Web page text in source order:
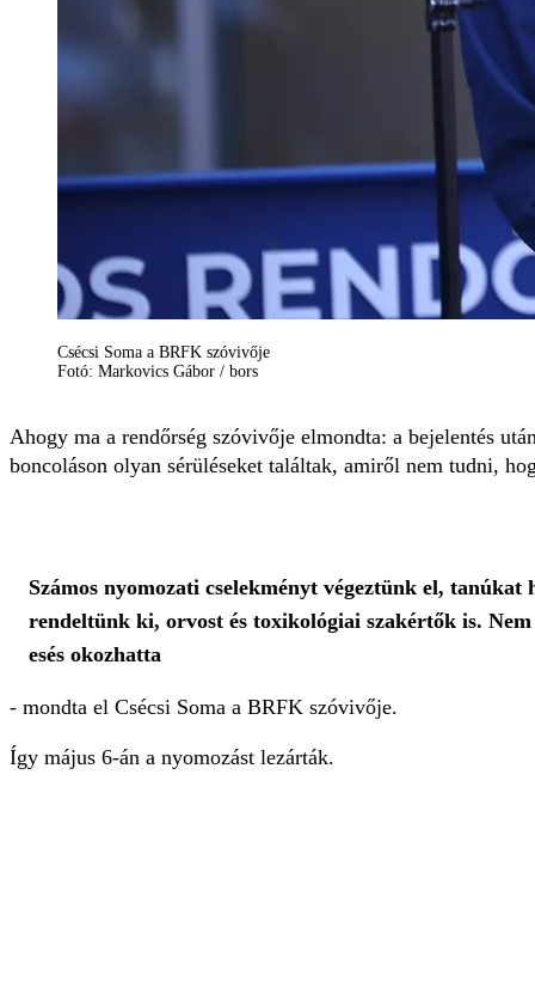
Csécsi Soma a BRFK szóvivője
Fotó: Markovics Gábor / bors
Ahogy ma a rendőrség szóvivője elmondta: a bejelentés
boncoláson olyan sérüléseket találtak, amiről nem tudni,
Számos nyomozati cselekményt végeztünk el,
rendeltünk ki, orvost és toxikológiai szakértők is.
esés okozhatta
- mondta el Csécsi Soma a BRFK szóvivője.
Így május 6-án a nyomozást lezárták.